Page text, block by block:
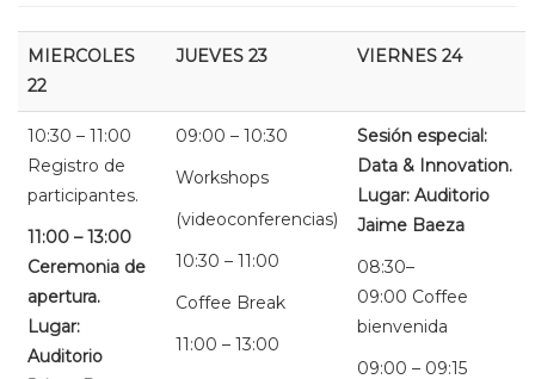
MIERCOLES
22
JUEVES 23 VIERNES 24
10:30 – 11:00
Registro de
participantes.
11:00 – 13:00
Ceremonia de
apertura.
Lugar:
Auditorio
09:00 – 10:30
Workshops
(videoconferencias)
10:30 – 11:00
Coffee Break
11:00 – 13:00
Sesión especial:
Data & Innovation.
Lugar: Auditorio
Jaime Baeza
08:30–
09:00 Coffee
bienvenida
09:00 – 09:15